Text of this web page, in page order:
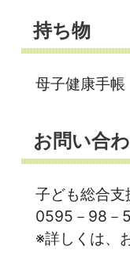
持ち物
母子健康手帳
お問い合
子ども総合
0595－98－
※詳しくは、